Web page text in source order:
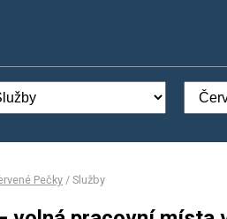
Pečky/ Služby